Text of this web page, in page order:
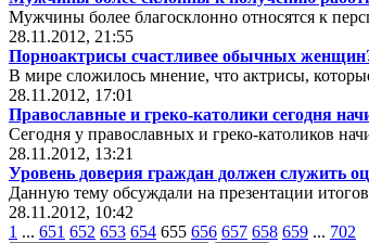
Мужчины более благосклонно относятся к
28.11.2012, 21:55
Порноактрисы счастливее обычных
В мире сложилось мнение, что актрисы,
28.11.2012, 17:01
Православные и греко-католики сегодня
Сегодня у православных и греко-католиков
28.11.2012, 13:21
Уровень доверия граждан должен служить
Данную тему обсуждали на презентации
28.11.2012, 10:42
1 ... 651 652 653 654 655 656 657 658 659 ... 702